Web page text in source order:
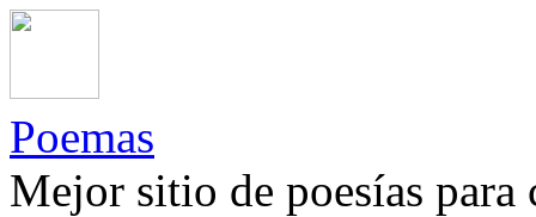
Poemas
Mejor sitio de poesías